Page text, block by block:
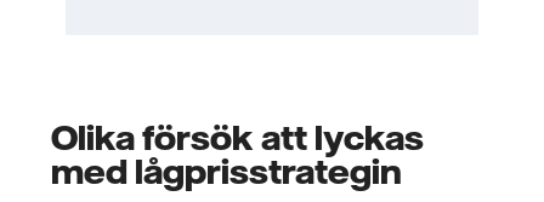
Olika försök att lyckas
med lågprisstrategin